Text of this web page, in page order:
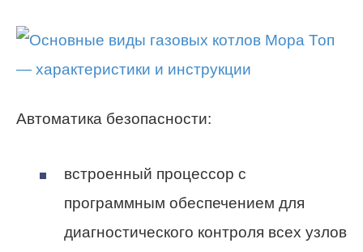
Автоматика безопасности:
встроенный процессор с
программным обеспечением для
диагностического контроля всех узлов